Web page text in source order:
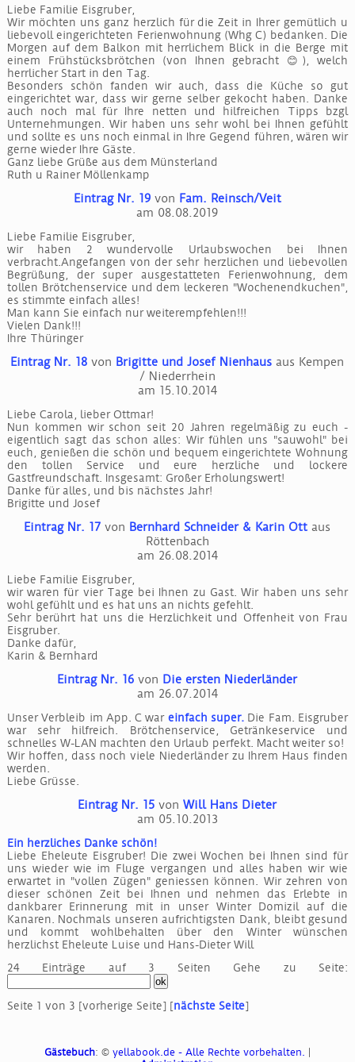
Liebe Familie Eisgruber,
Wir möchten uns ganz herzlich für die Zeit in Ihrer gemütlich u
liebevoll eingerichteten Ferienwohnung (Whg C) bedanken. Die
Morgen auf dem Balkon mit herrlichem Blick in die Berge mit
einem Frühstücksbrötchen (von Ihnen gebracht 😊), welch
herrlicher Start in den Tag.
Besonders schön fanden wir auch, dass die Küche so gut
eingerichtet war, dass wir gerne selber gekocht haben. Danke
auch noch mal für Ihre netten und hilfreichen Tipps bzgl
Unternehmungen. Wir haben uns sehr wohl bei Ihnen gefühlt
und sollte es uns noch einmal in Ihre Gegend führen, wären wir
gerne wieder Ihre Gäste.
Ganz liebe Grüße aus dem Münsterland
Ruth u Rainer Möllenkamp
Eintrag Nr. 19von Fam. Reinsch/Veit
am 08.08.2019
Liebe Familie Eisgruber,
wir haben 2 wundervolle Urlaubswochen bei Ihnen
verbracht.Angefangen von der sehr herzlichen und liebevollen
Begrüßung, der super ausgestatteten Ferienwohnung, dem
tollen Brötchenservice und dem leckeren "Wochenendkuchen",
es stimmte einfach alles!
Man kann Sie einfach nur weiterempfehlen!!!
Vielen Dank!!!
Ihre Thüringer
Eintrag Nr. 18 von Brigitte und Josef Nienhaus aus Kempen
/ Niederrhein
am 15.10.2014
Liebe Carola, lieber Ottmar!
Nun kommen wir schon seit 20 Jahren regelmäßig zu euch -
eigentlich sagt das schon alles: Wir fühlen uns "sauwohl" bei
euch, genießen die schön und bequem eingerichtete Wohnung
den tollen Service und eure herzliche und lockere
Gastfreundschaft. Insgesamt: Großer Erholungswert!
Danke für alles, und bis nächstes Jahr!
Brigitte und Josef
Eintrag Nr. 17 von Bernhard Schneider & Karin Ott aus
Röttenbach
am 26.08.2014
Liebe Familie Eisgruber,
wir waren für vier Tage bei Ihnen zu Gast. Wir haben uns sehr
wohl gefühlt und es hat uns an nichts gefehlt.
Sehr berührt hat uns die Herzlichkeit und Offenheit von Frau
Eisgruber.
Danke dafür,
Karin & Bernhard
Eintrag Nr. 16 von Die ersten Niederländer
am 26.07.2014
Unser Verbleib im App. C war einfach super. Die Fam. Eisgruber
war sehr hilfreich. Brötchenservice, Getränkeservice und
schnelles W-LAN machten den Urlaub perfekt. Macht weiter so!
Wir hoffen, dass noch viele Niederländer zu Ihrem Haus finden
werden.
Liebe Grüsse.
Eintrag Nr. 15 vonWill Hans Dieter
am 05.10.2013
Ein herzliches Danke schön!
Liebe Eheleute Eisgruber! Die zwei Wochen bei Ihnen sind für
uns wieder wie im Fluge vergangen und alles haben wir wie
erwartet in "vollen Zügen" geniessen können. Wir zehren von
dieser schönen Zeit bei Ihnen und nehmen das Erlebte in
dankbarer Erinnerung mit in unser Winter Domizil auf die
Kanaren. Nochmals unseren aufrichtigsten Dank, bleibt gesund
und kommt wohlbehalten über den Winter wünschen
herzlichst Eheleute Luise und Hans-Dieter Will
24 Einträge auf 3 Seiten
Gehe zu Seite:
Seite 1 von 3 [vorherige Seite] [nächste Seite]
Gästebuch: © yellabook.de - Alle Rechte vorbehalten.
|